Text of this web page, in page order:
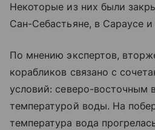
Некоторые из них были
Сан-Себастьяне, в Сараусе и
По мнению экспертов,
корабликов связано с
условий: северо-восточным
температурой воды. На
температура вода